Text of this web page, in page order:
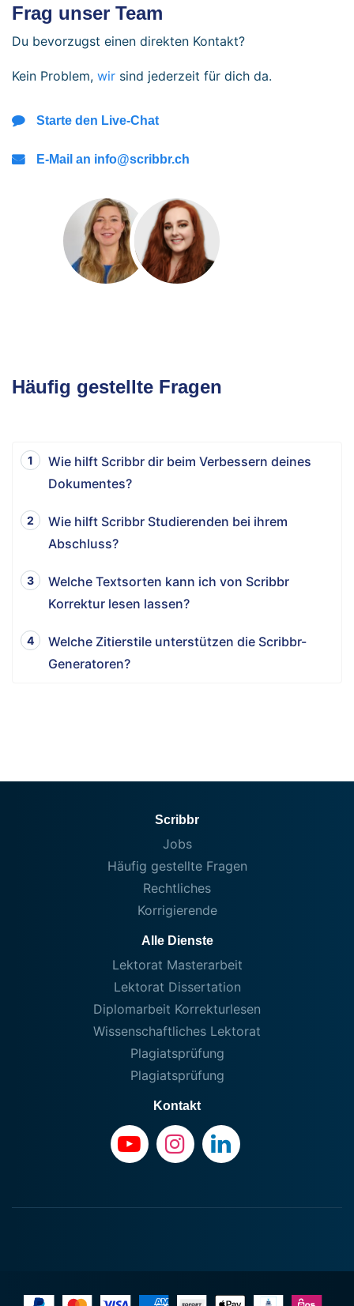
Frag unser Team
Du bevorzugst einen direkten Kontakt?
Kein Problem, wir sind jederzeit für dich da.
Starte den Live-Chat
E-Mail an info@scribbr.ch
Häufig gestellte Fragen
Wie hilft Scribbr dir beim Verbessern deines
Dokumentes?
Wie hilft Scribbr Studierenden bei ihrem
Abschluss?
Welche Textsorten kann ich von Scribbr
Korrektur lesen lassen?
Welche Zitierstile unterstützen die Scribbr-
Generatoren?
Scribbr
Jobs
Häufig gestellte Fragen
Rechtliches
Korrigierende
Alle Dienste
Lektorat Masterarbeit
Lektorat Dissertation
Diplomarbeit Korrekturlesen
Wissenschaftliches Lektorat
Plagiatsprüfung
Plagiatsprüfung
Kontakt